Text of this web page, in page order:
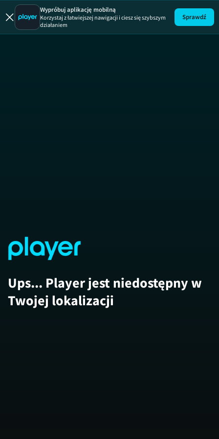
Uwaga!
Wypróbuj aplikację mobilną
Korzystaj z łatwiejszej nawigacji i ciesz się szybszym
działaniem
Sprawdź
Ups... Player jest niedostępny w
Twojej lokalizacji